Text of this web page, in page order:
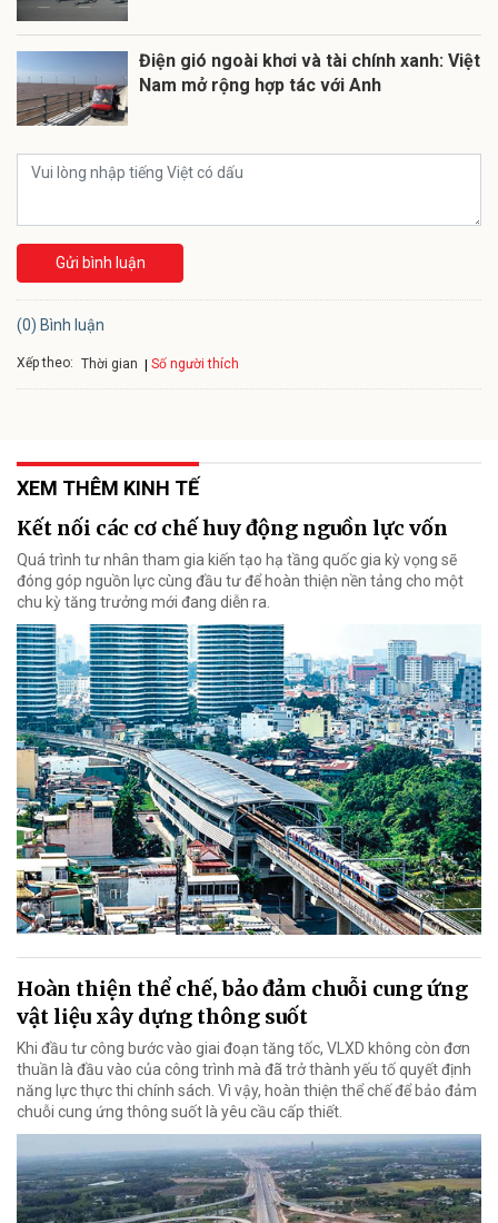
Điện gió ngoài khơi và tài chính xanh: Việt
Nam mở rộng hợp tác với Anh
Gửi bình luận
(0) Bình luận
Xếp theo: Thời gian Số người thích
XEM THÊM KINH TẾ
Kết nối các cơ chế huy động nguồn lực vốn
Quá trình tư nhân tham gia kiến tạo hạ tầng quốc gia kỳ vọng sẽ
đóng góp nguồn lực cùng đầu tư để hoàn thiện nền tảng cho một
chu kỳ tăng trưởng mới đang diễn ra.
Hoàn thiện thể chế, bảo đảm chuỗi cung ứng
vật liệu xây dựng thông suốt
Khi đầu tư công bước vào giai đoạn tăng tốc, VLXD không còn đơn
thuần là đầu vào của công trình mà đã trở thành yếu tố quyết định
năng lực thực thi chính sách. Vì vậy, hoàn thiện thể chế để bảo đảm
chuỗi cung ứng thông suốt là yêu cầu cấp thiết.